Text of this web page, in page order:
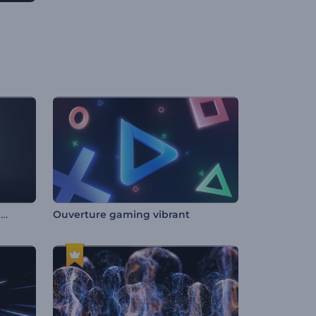
Animation de Logo Tempête Déchaînée Ouverture gaming vibrant